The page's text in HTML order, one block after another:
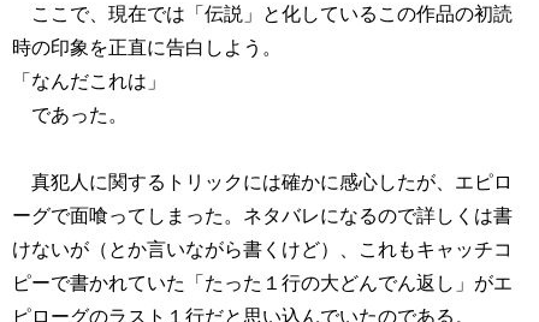
ここで、現在では「伝説」と化しているこの作品の初読
時の印象を正直に告白しよう。
「なんだこれは」
であった。
真犯人に関するトリックには確かに感心したが、エピロ
ーグで面喰ってしまった。ネタバレになるので詳しくは書
けないが（とか言いながら書くけど）、これもキャッチコ
ピーで書かれていた「たった１行の大どんでん返し」がエ
ピローグのラスト１行だと思い込んでいたのである。